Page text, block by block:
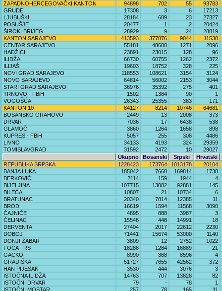
ZAPADNOHERCEGOVAČKI KANTON
94898 702 55
93783
GRUDE
17308 3 6
17213
LJUBUŠKI
28184 689 23
27327
POSUŠJE
20477 1 2
20424
ŠIROKI BRIJEG
28929 9 24
28819
KANTON SARAJEVO
413593 377876 9044
11530
CENTAR SARAJEVO
55181 48600 1271
2096
HADŽIĆI
23891 23015 128
96
ILIDŽA
66730 60755 1262
2372
ILIJAŠ
19603 18752 328
225
NOVI GRAD SARAJEVO
118553 108621 3154
3124
NOVO SARAJEVO
64814 56002 2153
3044
STARI GRAD SARAJEVO
36976 35392 275
401
TRNOVO - FBiH
1502 1384 90
1
VOGOŠĆA
26343 25355 383
171
KANTON 10
84127 8214 10746
64681
BOSANSKO GRAHOVO
2449 13 2008
373
DRVAR
7036 17 6438
538
GLAMOČ
3860 1264 1658
898
KUPRES - FBiH
5057 255 308
4486
LIVNO
34133 4193 324
29359
TOMISLAVGRAD
31592 2472 10
29027
Ukupno
Bosanski Srpski
Hrvatski
REPUBLIKA SRPSKA
1228423 173764 1013178
20104
BANJA LUKA
185042 7668 169814
1738
BERKOVIĆI
2114 159 1944
4
BIJELJINA
107715 13082 92881
145
BILEĆA
10807 21 10734
6
BRATUNAC
20340 7814 12385
11
BROD
16619 1594 11568
3090
ČAJNIČE
4895 888 3987
3
ČELINAC
15548 448 14991
18
DERVENTA
27404 2017 22612
2230
DOBOJ
71441 15674 53000
1140
DONJI ŽABAR
3809 12 2752
1022
FOČA - RS
18288 1284 16889
21
GACKO
8990 368 8596
4
GRADIŠKA
51727 7655 42562
372
HAN PIJESAK
3530 444 3076
3
ISTOČNA ILIDŽA
14763 707 13828
82
ISTOČNI DRVAR
79 - 78
1
ISTOČNI MOSTAR
257 78 165
11